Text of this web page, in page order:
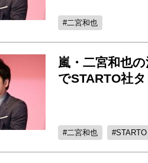
二宮和也
嵐・二宮和也
でSTARTO社
二宮和也 STARTO